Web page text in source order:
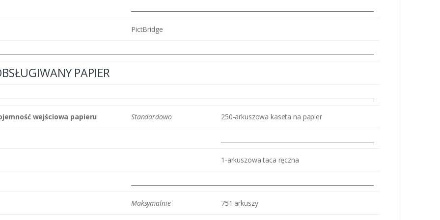
PictBridge
PAPIER
wejściowa papieru Standardowo 250-arkuszowa kaseta na papier
1-arkuszowa taca ręczna
Maksymalnie 751 arkuszy